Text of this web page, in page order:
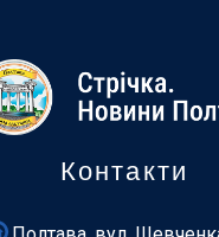
Контакти